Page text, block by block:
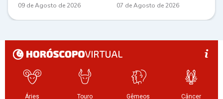
09 de Agosto de 2026 07 de Agosto de 2026